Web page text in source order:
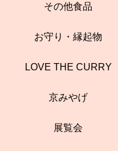
その他食品
お守り・縁起物
LOVE THE CURRY
京みやげ
展覧会